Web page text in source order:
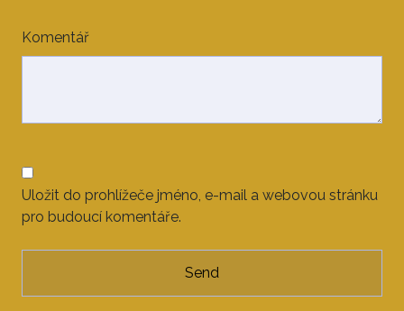
Komentář
Uložit do prohlížeče jméno, e-mail a webovou stránku
pro budoucí komentáře.